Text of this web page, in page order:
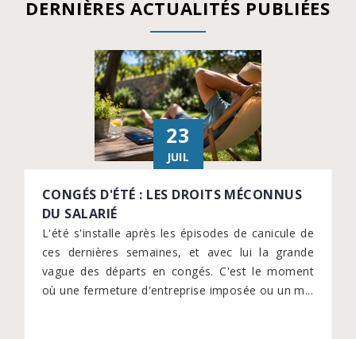
DERNIÈRES ACTUALITÉS PUBLIÉES
23
JUIL
CONGÉS D'ÉTÉ : LES DROITS MÉCONNUS
DU SALARIÉ
L'été s'installe après les épisodes de canicule de
ces dernières semaines, et avec lui la grande
vague des départs en congés. C'est le moment
où une fermeture d'entreprise imposée ou un m...